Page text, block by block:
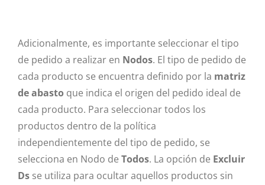
Adicionalmente, es importante seleccionar el tipo
de pedido a realizar en Nodos. El tipo de pedido de
cada producto se encuentra definido por la matriz
de abasto que indica el origen del pedido ideal de
cada producto. Para seleccionar todos los
productos dentro de la política
independientemente del tipo de pedido, se
selecciona en Nodo de Todos. La opción de Excluir
Ds se utiliza para ocultar aquellos productos sin